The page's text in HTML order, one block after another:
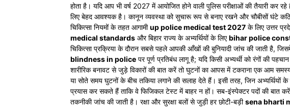
होता है। यदि आप भी वर्ष 2027 में आयोजित होने वाली पुलिस परीक्षाओं की तैयारी कर रहे हैं,
लिए बेहद आवश्यक है। कानून व्यवस्था को सुचारू रूप से बनाए रखने और चौबीसों घंटे
चिकित्सा नियमों के तहत आगामीup police medical test 2027 के लिए उत्तर
medical standards और बिहार राज्य के अभ्यर्थियों के लिएbihar police
चिकित्सा प्रक्रिया के दौरान सबसे पहले आपकी आँखों की बुनियादी जांच की जाती है,
blindness in police पर पूर्ण प्रतिबंध लागू है; यदि किसी अभ्यर्थी को रंगों की
शारीरिक बनावट से जुड़े विकारों की बात करें तो घुटनों का आपस में टकराना एक आम
या सोते समय घुटनों के बीच तकिया लगाने की सलाह देते हैं। इसी तरह, जिन अभ्यर्थियों
प्रयास कर सकते हैं ताकि वे फिजिकल टेस्ट में बाहर न हों। सब-इंस्पेक्टर पदों की बात
तकनीकी जांच की जाती है। रक्षा और सुरक्षा बलों से जुड़ी हर छोटी-बड़ीsena bharti